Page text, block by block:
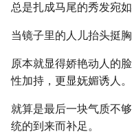
总是扎成马尾的秀发宛
当镜子里的人儿抬头挺
原本就显得娇艳动人的
性加持，更显妩媚诱人。
就算是最后一块气质不
统的到来而补足。